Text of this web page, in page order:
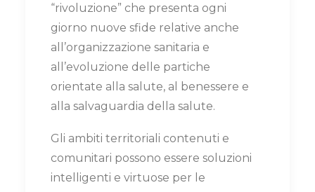
“rivoluzione” che presenta ogni
giorno nuove sfide relative anche
all’organizzazione sanitaria e
all’evoluzione delle partiche
orientate alla salute, al benessere e
alla salvaguardia della salute.
Gli ambiti territoriali contenuti e
comunitari possono essere soluzioni
intelligenti e virtuose per le